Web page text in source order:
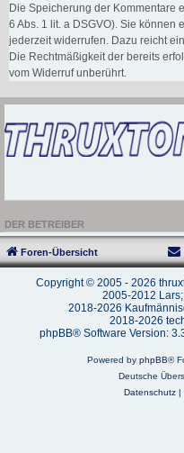
Die Speicherung der Kommentare
6 Abs. 1 lit. a DSGVO). Sie
jederzeit widerrufen. Dazu reicht
Die Rechtmäßigkeit der bereits
vom Widerruf unberührt.
DER BETREIBER
Foren-Übersicht
Copyright © 2005 - 2026
2005-2012
2018-2026
2018-2026
phpBB® Software Version:
Powered by phpBB®
Deutsche
Datenschutz|